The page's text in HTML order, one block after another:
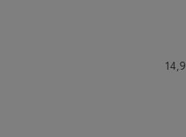
14,9